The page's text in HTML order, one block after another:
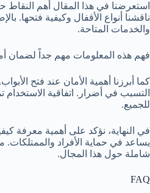
استعرضنا في هذا المقال أهم النقاط
ناقشنا أنواع الأقفال وكيفية فتحها.
والخدمات المتاحة.
فهم هذه المعلومات مهم جداً لضمان
كما أبرزنا أهمية الأمان عند فتح
التسبب في أضرار. اتفاقية الاستخدام
للجميع.
في النهاية، نؤكد على أهمية معرفة
يساعد في حماية الأفراد
شاملة حول هذا المجال.
FAQ